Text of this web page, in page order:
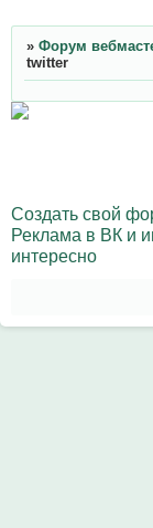
» Форум
twitter
Создать свой
Реклама в ВК и
интересно